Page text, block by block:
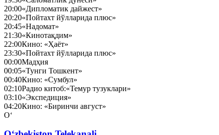
20:00«Дипломатик дайжест»
20:20«Пойтахт йўлларида плюс»
20:45«Надомат»
21:30«Кинотақдим»
22:00Кино: «Ҳаёт»
23:30«Пойтахт йўлларида плюс»
00:00Мадҳия
00:05«Тунги Тошкент»
00:40Кино: «Сумбул»
02:10Радио китоб:«Темур тузуклари»
03:10«Экспедиция»
04:20Кино: «Биринчи август»
O‘